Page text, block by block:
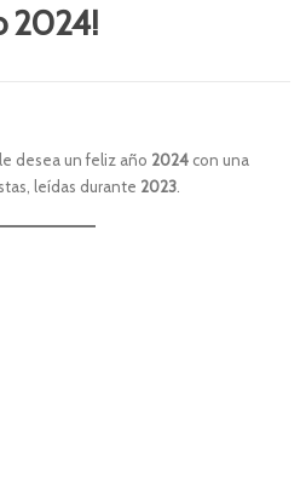
2024!
le desea un feliz año 2024 con una
leídas durante 2023.